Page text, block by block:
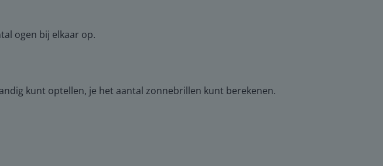
ogen bij elkaar op.
kunt optellen, je het aantal zonnebrillen kunt berekenen.